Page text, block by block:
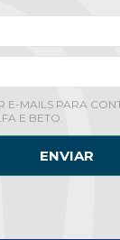
E-MAILS PARA
E BETO.
ENVIAR